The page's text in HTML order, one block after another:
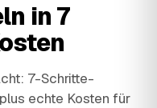
in 7
7-Schritte-
echte Kosten für